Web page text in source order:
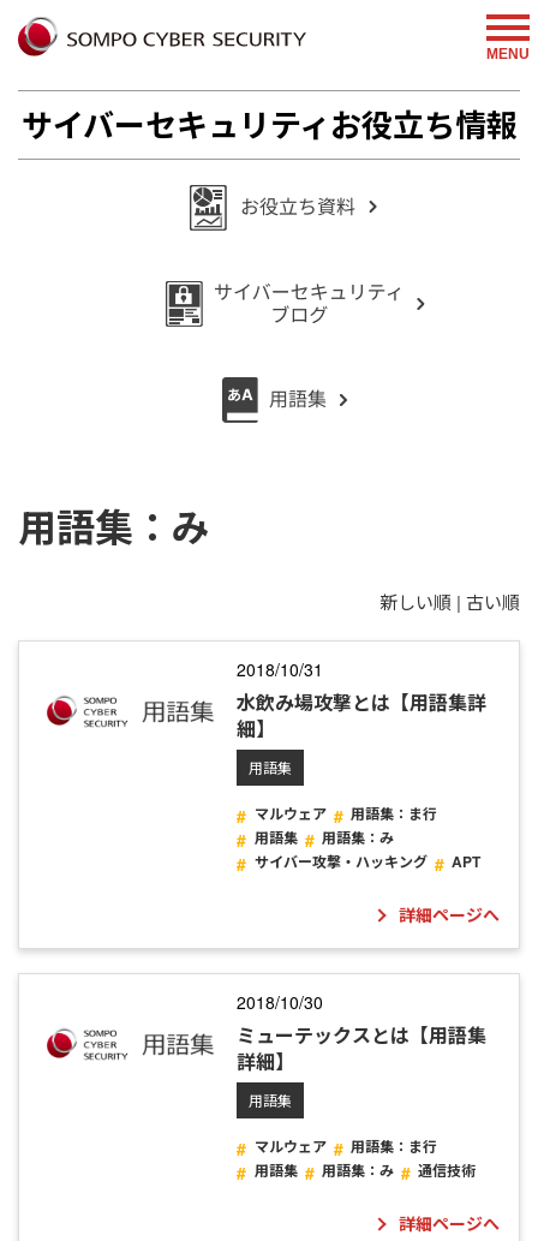
MENU
サイバーセキュリティお役立ち情報
用語集：み
新しい順 | 古い順
2018/10/31
水飲み場攻撃とは【用語集詳
細】
用語集
マルウェア
用語集：ま行
用語集
用語集：み
サイバー攻撃・ハッキング
APT
詳細ページへ
2018/10/30
ミューテックスとは【用語集
詳細】
用語集
マルウェア
用語集：ま行
用語集
用語集：み 通信技術
詳細ページへ